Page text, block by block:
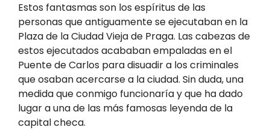
Estos fantasmas son los espíritus de las
personas que antiguamente se ejecutaban en la
Plaza de la Ciudad Vieja de Praga. Las cabezas de
estos ejecutados acababan empaladas en el
Puente de Carlos para disuadir a los criminales
que osaban acercarse a la ciudad. Sin duda, una
medida que conmigo funcionaría y que ha dado
lugar a una de las más famosas leyenda de la
capital checa.